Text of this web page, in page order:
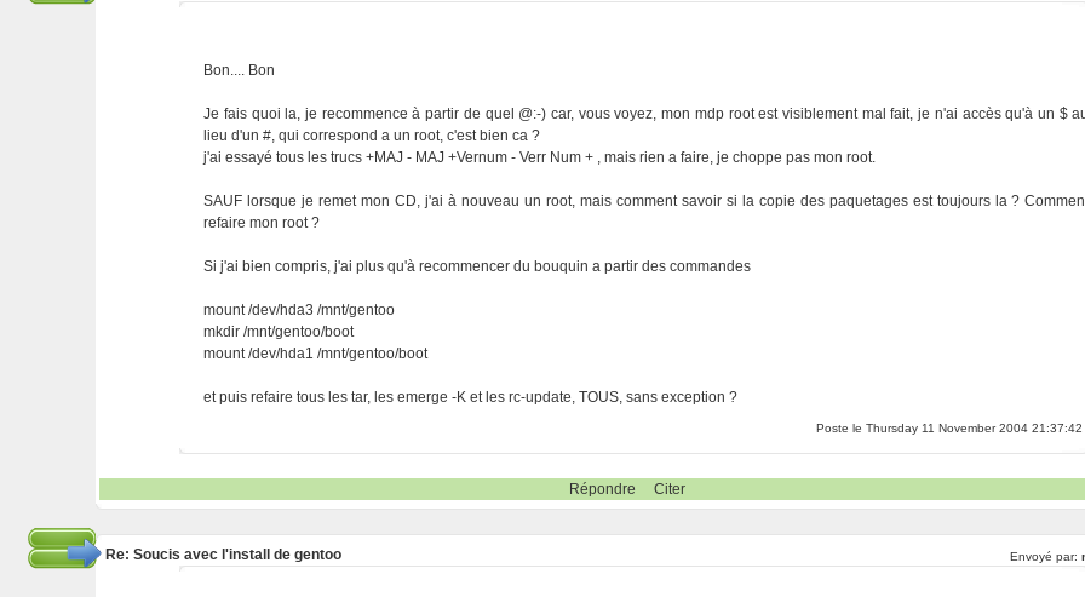
Bon.... Bon
Je fais quoi la, je recommence à partir de quel @:-) car, vous voyez, mon mdp root est visiblement mal fait, je n'ai accès qu'à un $
lieu d'un #, qui correspond a un root, c'est bien ca ?
j'ai essayé tous les trucs +MAJ - MAJ +Vernum - Verr Num + , mais rien a faire, je choppe pas mon root.
SAUF lorsque je remet mon CD, j'ai à nouveau un root, mais comment savoir si la copie des paquetages est toujours la ?
refaire mon root ?
Si j'ai bien compris, j'ai plus qu'à recommencer du bouquin a partir des commandes
mount /dev/hda3 /mnt/gentoo
mkdir /mnt/gentoo/boot
mount /dev/hda1 /mnt/gentoo/boot
et puis refaire tous les tar, les emerge -K et les rc-update, TOUS, sans exception ?
Poste le Thursday 11 November 2004 21:37:42
Répondre Citer
Re: Soucis avec l'install de gentoo Envoyé par: